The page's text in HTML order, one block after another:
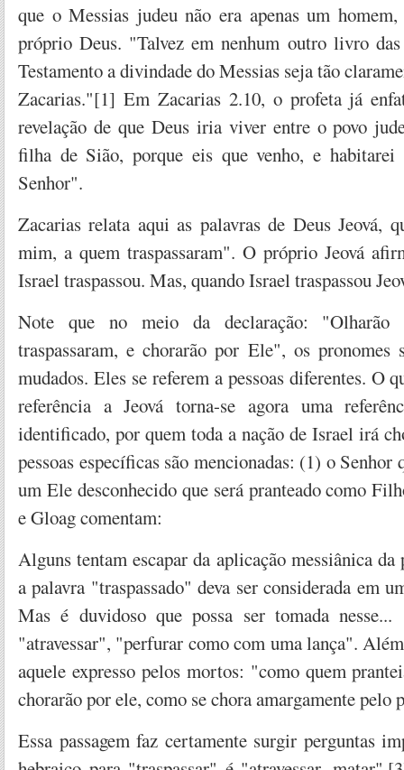
que o Messias judeu não era apenas um
próprio Deus. "Talvez em nenhum outro livro
Testamento a divindade do Messias seja tão
Zacarias."[1] Em Zacarias 2.10, o profeta já
revelação de que Deus iria viver entre o povo
filha de Sião, porque eis que venho, e
Senhor".
Zacarias relata aqui as palavras de Deus Jeová,
mim, a quem traspassaram". O próprio Jeová
Israel traspassou. Mas, quando Israel traspassou
Note que no meio da declaração:
traspassaram, e chorarão por Ele", os pronomes
mudados. Eles se referem a pessoas diferentes. O
referência a Jeová torna-se agora uma
identificado, por quem toda a nação de Israel irá
pessoas específicas são mencionadas: (1) o Senhor
um Ele desconhecido que será pranteado como
e Gloag comentam:
Alguns tentam escapar da aplicação messiânica da
a palavra "traspassado" deva ser considerada em
Mas é duvidoso que possa ser tomada
"atravessar", "perfurar como com uma lança".
aquele expresso pelos mortos: "como quem
chorarão por ele, como se chora amargamente
Essa passagem faz certamente surgir perguntas